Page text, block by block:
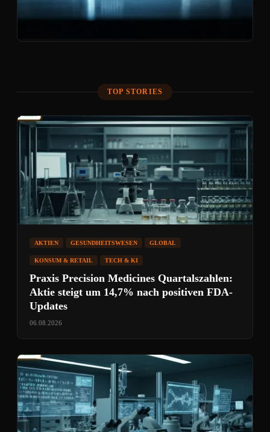
TOP STORIES
AKTIEN GESUNDHEITSWESEN GLOBAL
KONSUM & RETAIL TECH & KI
Praxis Precision Medicines Quartalszahlen:
Aktie steigt um 14,7% nach positiven FDA-
Updates
06.08.2026